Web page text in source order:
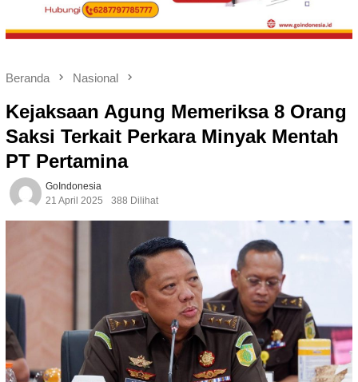
Beranda Nasional
Kejaksaan Agung Memeriksa 8 Orang
Saksi Terkait Perkara Minyak Mentah
PT Pertamina
GoIndonesia
21 April 2025
388 Dilihat